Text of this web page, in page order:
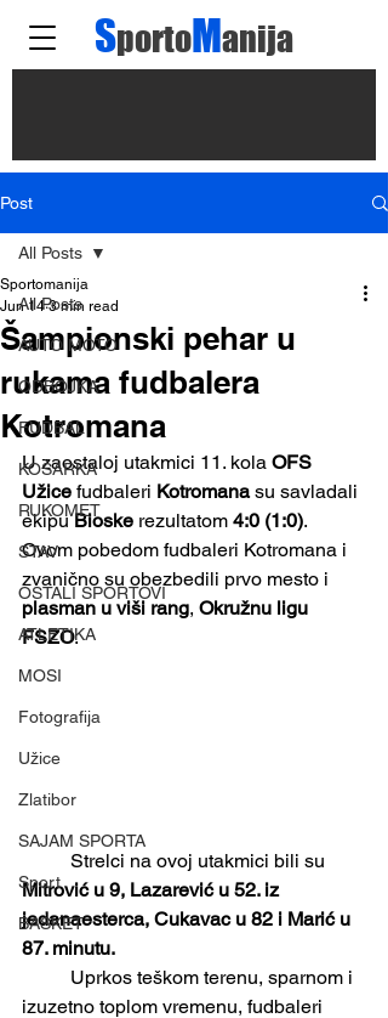
SportoManija
Post
All Posts
AUTO MOTO
ODBOJKA
FUDBAL
KOŠARKA
RUKOMET
STAV
OSTALI SPORTOVI
ATLETIKA
MOSI
Fotografija
Užice
Zlatibor
SAJAM SPORTA
Sport
BASKET
All Posts
Šampionski pehar u
rukama fudbalera
Kotromana
Sportomanija
Jun 14 3 min read
U zaostaloj utakmici 11. kola OFS
Užice fudbaleri Kotromana su savladali
ekipu Bioske rezultatom 4:0 (1:0).
Ovom pobedom fudbaleri Kotromana i
zvanično su obezbedili prvo mesto i
plasman u viši rang, Okružnu ligu
FSZO.
	Strelci na ovoj utakmici bili su
Mitrović u 9, Lazarević u 52. iz
jedanaesterca, Cukavac u 82 i Marić u
87. minutu.
izuzetno toplom vremenu, fudbaleri